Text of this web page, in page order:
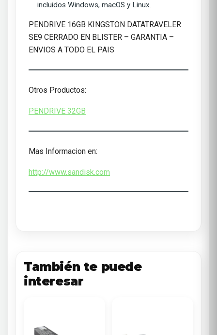
incluidos Windows, macOS y Linux.
PENDRIVE 16GB KINGSTON DATATRAVELER
SE9 CERRADO EN BLISTER – GARANTIA –
ENVIOS A TODO EL PAIS
Otros Productos:
PENDRIVE 32GB
Mas Informacion en:
http://www.sandisk.com
También te puede
interesar